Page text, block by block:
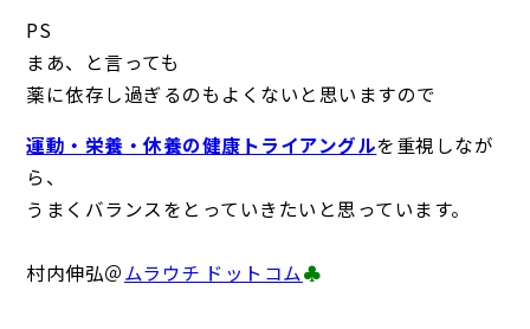
PS
まあ、と言っても
薬に依存し過ぎるのもよくないと思いますので
運動・栄養・休養の健康トライアングルを重視しなが
ら、
うまくバランスをとっていきたいと思っています。
村内伸弘＠ムラウチ ドットコム♣